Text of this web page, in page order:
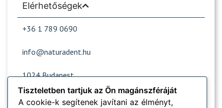
Elérhetőségek
+36 1 789 0690
info@naturadent.hu
1024 Budapest,
Lövőház utca 39.
Tiszteletben tartjuk az Ön magánszféráját
A cookie-k segítenek javítani az élményt,